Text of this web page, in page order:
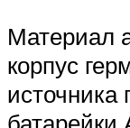
Материал
корпус
источника